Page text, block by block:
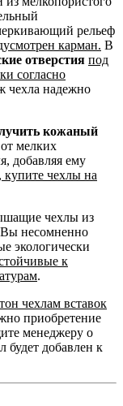
рельеф
карман. В
отверстия под
согласно
чехла надежно
кожаный
мелких
добавляя ему
купите чехлы на
чехлы из
несомненно
экологически
к
.
чехлам вставок
приобретение
менеджеру о
будет добавлен к